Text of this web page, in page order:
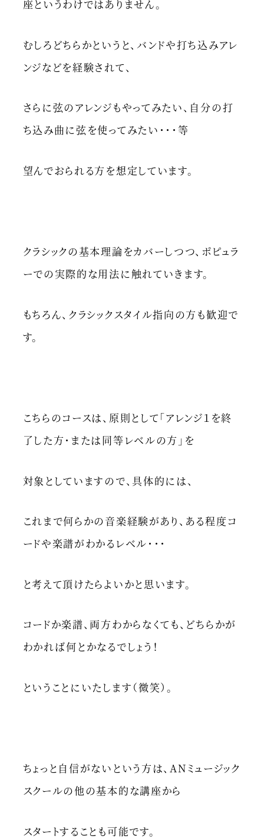
座というわけではありません。
むしろどちらかというと、バンドや打ち込みアレ
ンジなどを経験されて、
さらに弦のアレンジもやってみたい、自分の打
ち込み曲に弦を使ってみたい・・・等
望んでおられる方を想定しています。
クラシックの基本理論をカバーしつつ、ポピュラ
ーでの実際的な用法に触れていきます。
もちろん、クラシックスタイル指向の方も歓迎で
す。
こちらのコースは、原則として「アレンジ１を終
了した方・または同等レベルの方」を
対象としていますので、具体的には、
これまで何らかの音楽経験があり、ある程度コ
ードや楽譜がわかるレベル・・・
と考えて頂けたらよいかと思います。
コードか楽譜、両方わからなくても、どちらかが
わかれば何とかなるでしょう！
ということにいたします（微笑）。
ちょっと自信がないという方は、ANミュージック
スクールの他の基本的な講座から
スタートすることも可能です。